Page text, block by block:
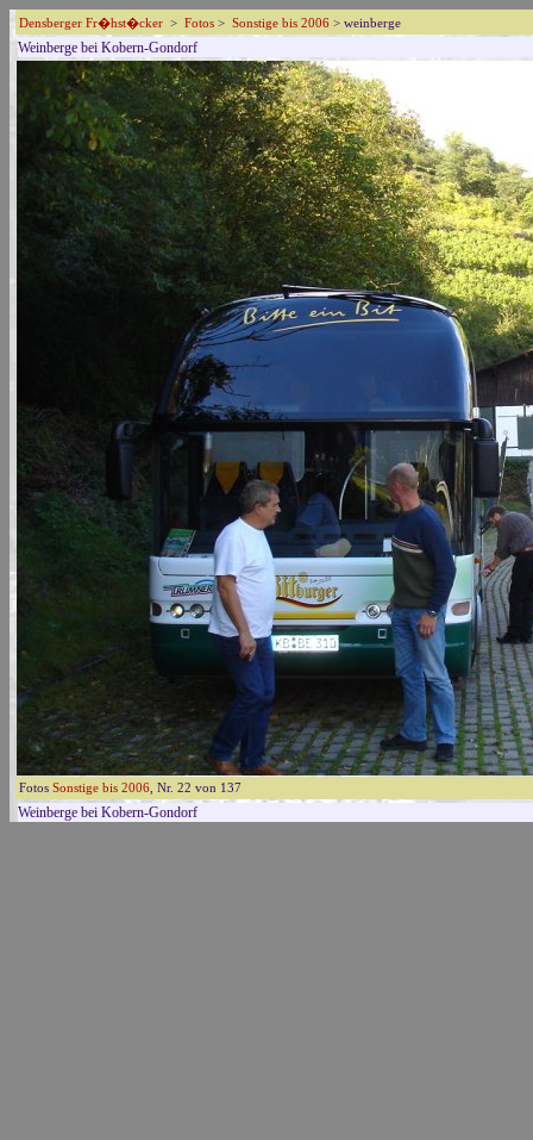
Densberger Fr�hst�cker > Fotos > Sonstige bis 2006 > weinberge
Weinberge bei Kobern-Gondorf
Fotos Sonstige bis 2006 , Nr. 22 von 137
Weinberge bei Kobern-Gondorf